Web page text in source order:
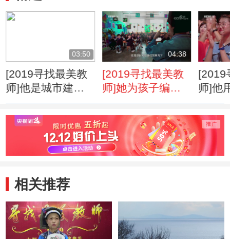
03:50
[2019寻找最美教
师]他是城市建筑
灵魂工程师
04:38
[2019寻找最美教
师]她为孩子编织
山间谱写幼教情怀
[2019
师]他
动筑
相关推荐